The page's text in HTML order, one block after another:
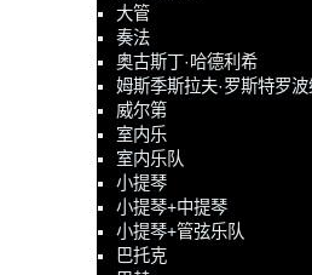
大管
奏法
奥古斯丁·哈德利希
姆斯季斯拉夫·罗斯特罗波
威尔第
室内乐
室内乐队
小提琴
小提琴+中提琴
小提琴+管弦乐队
巴托克